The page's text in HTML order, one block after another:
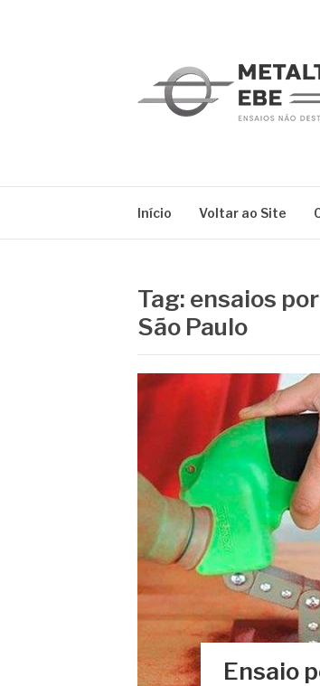
Início Voltar ao Site
Tag: ensaios
São Paulo
Ensaio